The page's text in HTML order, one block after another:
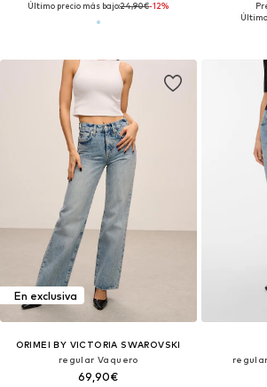
Último precio más bajo:24,90€-12%
En exclusiva
ORIMEI BY VICTORIA SWAROVSKI
regular Vaquero
69,90€